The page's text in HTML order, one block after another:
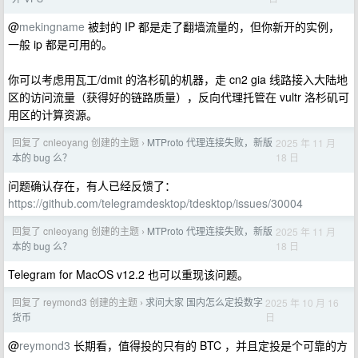
@mekingname 被封的 IP 都是走了翻墙流量的，但你新开的实例，
一般 ip 都是可用的。
你可以考虑用瓦工/dmit 的洛杉矶的机器，走 cn2 gia 线路接入大陆地
区的访问流量（获得好的链路质量），反向代理托管在 vultr 洛杉矶可
用区的计算资源。
回复了 cnleoyang 创建的主题 › MTProto 代理连接失败，新版
本的 bug 么？
2025 年 11 月
18 日
问题确认存在，有人已经反馈了：
https://github.com/telegramdesktop/tdesktop/issues/30004
回复了 cnleoyang 创建的主题 › MTProto 代理连接失败，新版
本的 bug 么？
2025 年 11 月
18 日
Telegram for MacOS v12.2 也可以重现该问题。
回复了 reymond3 创建的主题 › 求问大家 国内怎么定投数字
货币
2025 年 10 月 16
日
@reymond3 长期看，值得投的只有的 BTC ，并且定投是个可靠的方